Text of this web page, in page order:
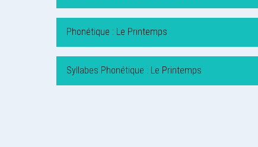
Phonétique : Le Printemps
Syllabes Phonétique : Le Printemps